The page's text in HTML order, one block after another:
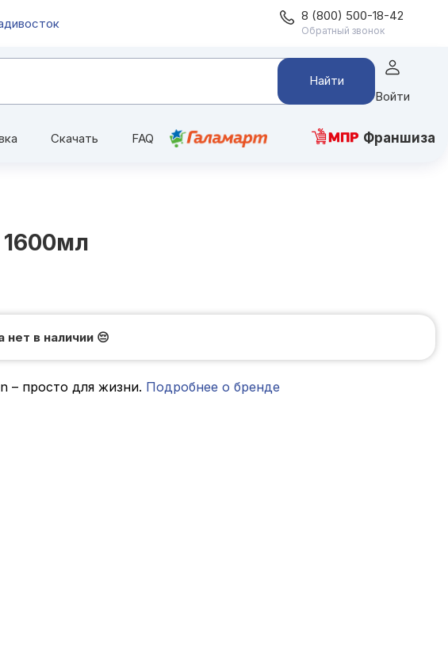
8 (800) 500-18-42
Обратный звонок
Найти
Войти
Скачать FAQ Франшиза
1600мл
нет в наличии 😔
– просто для жизни. Подробнее о бренде